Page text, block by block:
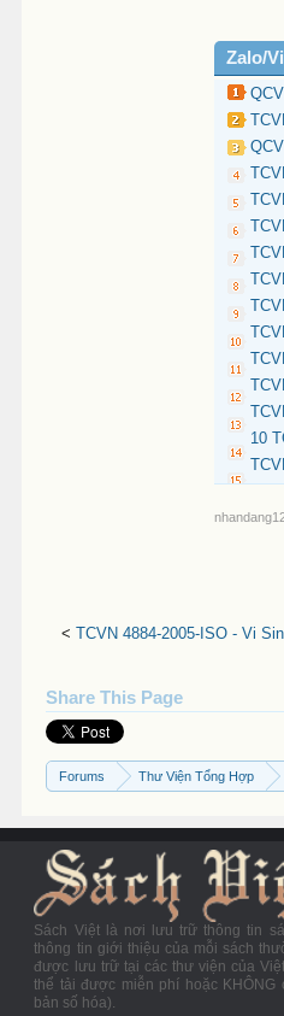
Zalo/
10
< TCVN 4884-2005-ISO - Vi
Share This Page
Forums Thư Viện Tổng Hợp
Sách Việt là nơi lưu trữ thông tin
thông tin giới thiệu của mỗi sách
được lưu trữ tại các thư viện của
thể tải được miễn phí hoặc
bản số hóa).